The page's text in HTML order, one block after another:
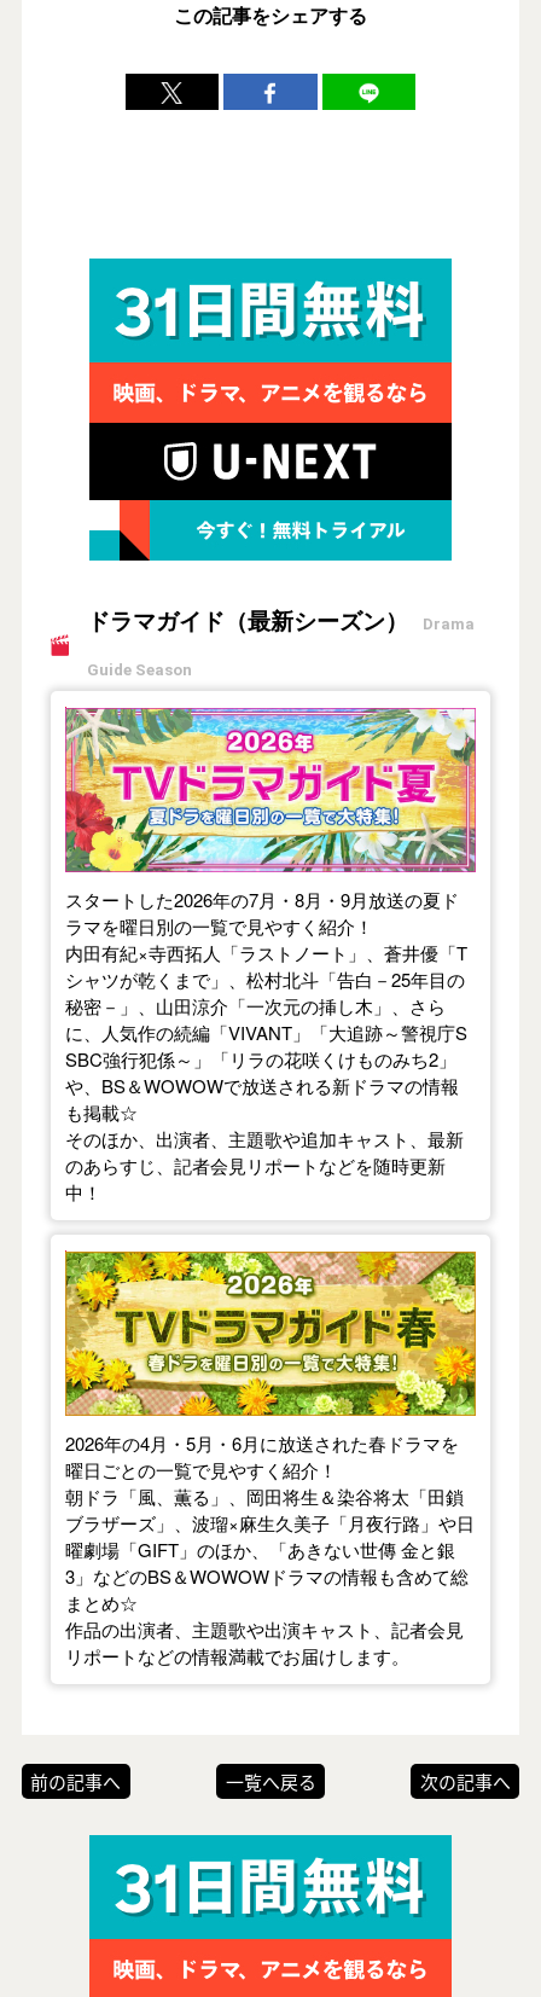
この記事をシェアする
ドラマガイド（最新シーズン） Drama
Guide Season
【2026年夏】TVドラマガイド
スタートした2026年の7月・8月・9月放送の夏ド
ラマを曜日別の一覧で見やすく紹介！
内田有紀×寺西拓人「ラストノート」、蒼井優「T
シャツが乾くまで」、松村北斗「告白－25年目の
秘密－」、山田涼介「一次元の挿し木」、さら
に、人気作の続編「VIVANT」「大追跡～警視庁S
SBC強行犯係～」「リラの花咲くけものみち2」
や、BS＆WOWOWで放送される新ドラマの情報
も掲載☆
そのほか、出演者、主題歌や追加キャスト、最新
のあらすじ、記者会見リポートなどを随時更新
中！
【2026年春】TVドラマガイド
2026年の4月・5月・6月に放送された春ドラマを
曜日ごとの一覧で見やすく紹介！
朝ドラ「風、薫る」、岡田将生＆染谷将太「田鎖
ブラザーズ」、波瑠×麻生久美子「月夜行路」や日
曜劇場「GIFT」のほか、「あきない世傳 金と銀
3」などのBS＆WOWOWドラマの情報も含めて総
まとめ☆
作品の出演者、主題歌や出演キャスト、記者会見
リポートなどの情報満載でお届けします。
前の記事へ 一覧へ戻る 次の記事へ